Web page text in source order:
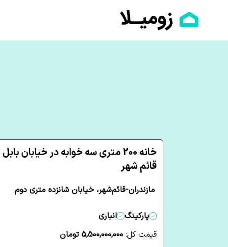
خانه 200 متری سه خوابه در خیابان بابل
قائم شهر
مازندران-قائم‌شهر، خیابان شانزده متری دوم
پارکینگ
انباری
قیمت کل: 5,500,000,000 تومان